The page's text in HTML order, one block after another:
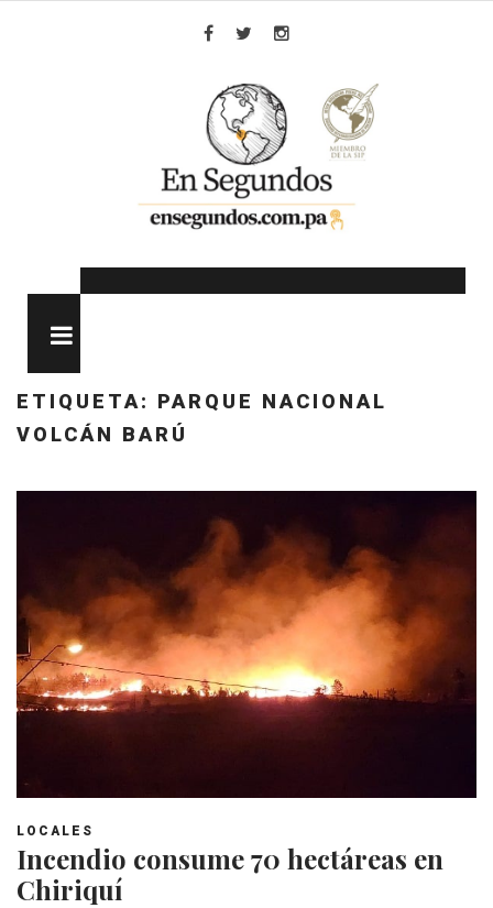
ETIQUETA: PARQUE NACIONAL
VOLCÁN BARÚ
LOCALES
Incendio consume 70 hectáreas en
Chiriquí